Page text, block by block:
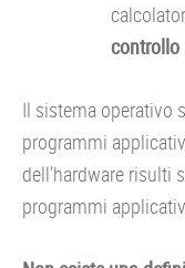
controllo
Il sistema operativo
programmi
dell’hardware risulti
programmi